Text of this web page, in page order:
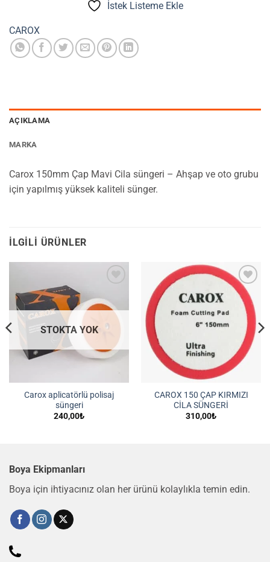
İstek Listeme Ekle
CAROX
AÇIKLAMA
MARKA
Carox 150mm Çap Mavi Cila süngeri – Ahşap ve oto grubu
için yapılmış yüksek kaliteli sünger.
İLGILI ÜRÜNLER
Listeme
Ekle
STOKTA YOK
Carox aplicatörlü polisaj
süngeri
240,00₺
İstek
Listeme
Ekle
CAROX 150 ÇAP KIRMIZI
CİLA SÜNGERİ
310,00₺
Boya Ekipmanları
Boya için ihtiyacınız olan her ürünü kolaylıkla temin edin.